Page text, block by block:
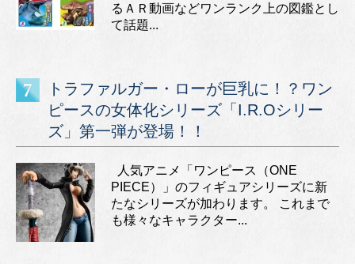
るＡＲ動画などワンランク上の図鑑とし
て話題...
トラファルガー・ローが巨乳に！？ワン
ピースの女体化シリーズ「I.R.Oシリー
ズ」第一弾が登場！！
人気アニメ「ワンピース（ONE
PIECE）」のフィギュアシリーズに新
たなシリーズが加わります。 これまで
も様々なキャラクター...